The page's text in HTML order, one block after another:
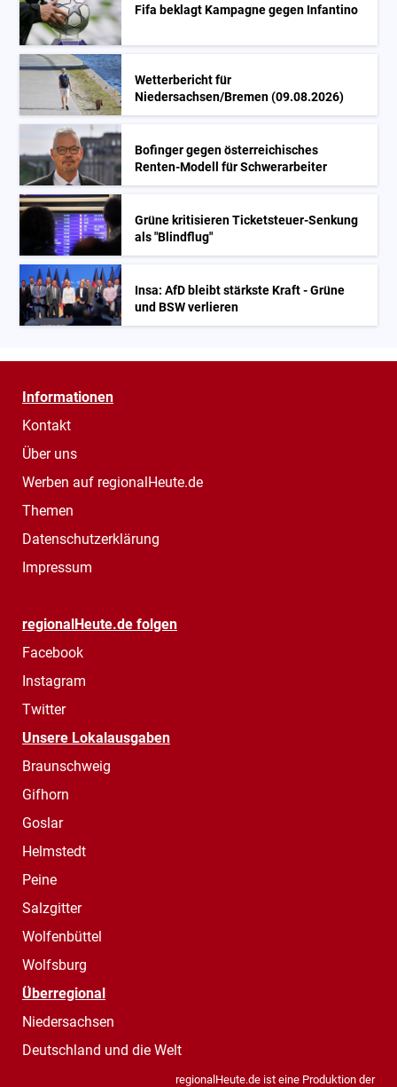
Fifa beklagt Kampagne gegen Infantino
Wetterbericht für
Niedersachsen/Bremen (09.08.2026)
Bofinger gegen österreichisches
Renten-Modell für Schwerarbeiter
Grüne kritisieren Ticketsteuer-Senkung
als "Blindflug"
Insa: AfD bleibt stärkste Kraft - Grüne
und BSW verlieren
Informationen
Kontakt
Über uns
Werben auf regionalHeute.de
Themen
Datenschutzerklärung
Impressum
regionalHeute.de folgen
Facebook
Instagram
Twitter
Unsere Lokalausgaben
Braunschweig
Gifhorn
Goslar
Helmstedt
Peine
Salzgitter
Wolfenbüttel
Wolfsburg
Überregional
Niedersachsen
Deutschland und die Welt
regionalHeute.de ist eine Produktion der